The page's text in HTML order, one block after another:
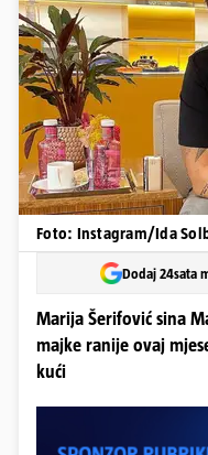
Foto: Instagram/Ida
Dodaj 24sata
Marija Šerifović sina
majke ranije ovaj
kući